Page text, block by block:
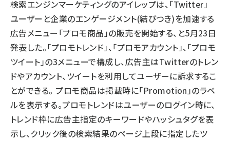
検索エンジンマーケティングのアイレップは、「Twitter」
ユーザーと企業のエンゲージメント(結びつき)を加速する
広告メニュー「プロモ商品」の販売を開始する、と5月23日
発表した。「プロモトレンド」、「プロモアカウント」、「プロモ
ツイート」の3メニューで構成し、広告主はTwitterのトレン
ドやアカウント、ツイートを利用してユーザーに訴求するこ
とができる。 プロモ商品は掲載時に「Promotion」のラベ
ルを表示する。プロモトレンドはユーザーのログイン時に、
トレンド枠に広告主指定のキーワードやハッシュタグを表
示し、クリック後の検索結果のページ上段に指定したツ